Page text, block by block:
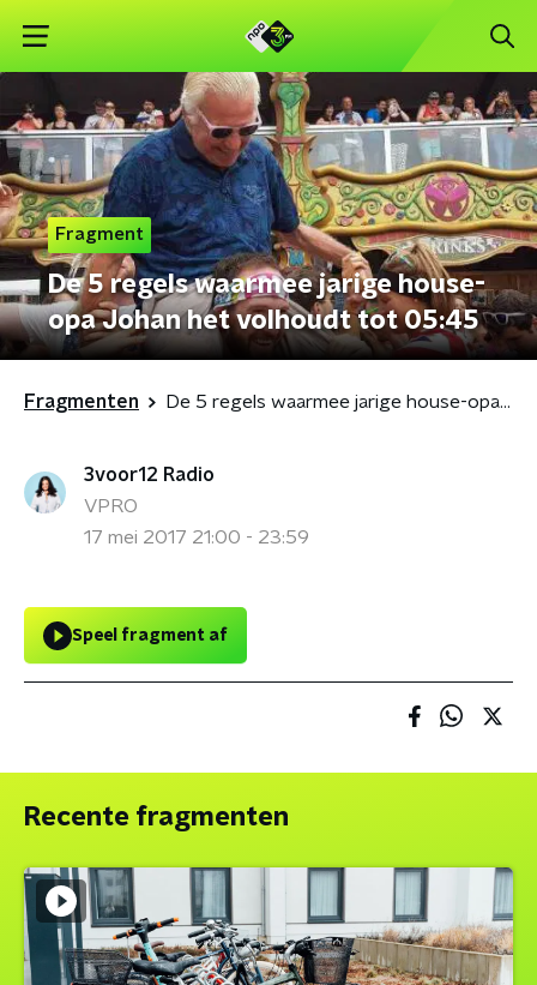
Fragment
De 5 regels waarmee jarige house-
opa Johan het volhoudt tot 05:45
Fragmenten De 5 regels waarmee jarige house-opa Johan het volhoudt tot 05:45
3voor12 Radio
VPRO
17 mei 2017 21:00 - 23:59
Speel fragment af
Recente fragmenten